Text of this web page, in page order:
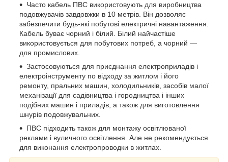
Часто кабель ПВС використовують для виробництва
подовжувачів завдовжки в 10 метрів. Він дозволяє
забезпечити будь-які побутові електричні навантаження.
Кабель буває чорний і білий. Білий найчастіше
використовується для побутових потреб, а чорний ―
для промислових.
Застосовуються для приєднання електроприладів і
електроінструменту по відходу за житлом і його
ремонту, пральних машин, холодильників, засобів малої
механізації для садівництва і городництва і інших
подібних машин і приладів, а також для виготовлення
шнурів подовжувальних.
ПВС підходить також для монтажу освітлюваної
реклами і вуличного освітлення. Але не рекомендується
для виконання електропроводки в житлах.